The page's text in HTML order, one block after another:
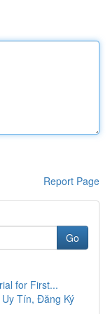
Report Page
Go
for First...
Tín, Đăng Ký